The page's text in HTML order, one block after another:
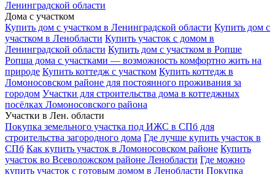
Ленинградской области
Дома с участком
Купить дом с участком в Ленинградской области Купить дом с
участком в Ленобласти Купить участок с домом в
Ленинградской области Купить дом с участком в Ропше
Ропша дома с участками — возможность комфортно жить на
природе Купить коттедж с участком Купить коттедж в
Ломоносовском районе для постоянного проживания за
городом Участки для строительства дома в коттеджных
посёлках Ломоносовского района
Участки в Лен. области
Покупка земельного участка под ИЖС в СПб для
строительства загородного дома Где лучше купить участок в
СПб Как купить участок в Ломоносовском районе Купить
участок во Всеволожском районе Ленобласти Где можно
купить участок с готовым домом в Ленобласти Покупка